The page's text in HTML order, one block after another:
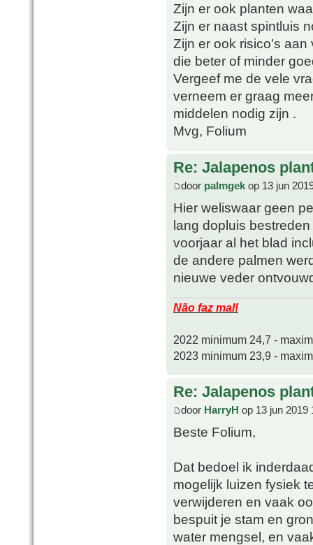
Zijn er ook planten
Zijn er naast spintluis
Zijn er ook risico's aan
die beter of minder
Vergeef me de vele
verneem er graag
middelen nodig zijn .
Mvg, Folium
Re: Jalapenos
door palmgek op 13 jun
Hier weliswaar geen
lang dopluis
voorjaar al het blad
de andere palmen
nieuwe veder
Não faz mal!
2022 minimum 24,7 -
2023 minimum 23,9 -
Re: Jalapenos
door HarryH op 13 jun 2019
Beste Folium,
Dat bedoel ik
mogelijk luizen fysiek
verwijderen en vaak
bespuit je stam en
water mengsel, en